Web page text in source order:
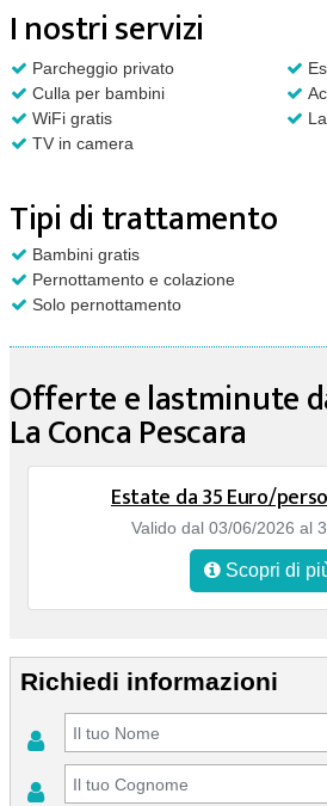
I nostri servizi
Parcheggio privato
Culla per bambini
WiFi gratis
TV in camera
Tipi di trattamento
Bambini gratis
Pernottamento e colazione
Solo pernottamento
Offerte e lastminute
La Conca Pescara
Estate da 35 Euro/
Valido dal 03/06/2026 al
Scopri di
Richiedi informazioni